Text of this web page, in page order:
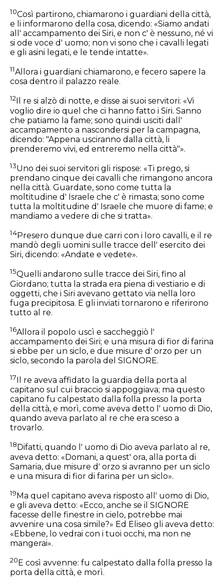
10Così partirono, chiamarono i guardiani della città,
e li informarono della cosa, dicendo: «Siamo andati
all' accampamento dei Siri, e non c' è nessuno, né vi
si ode voce d' uomo; non vi sono che i cavalli legati
e gli asini legati, e le tende intatte».
11Allora i guardiani chiamarono, e fecero sapere la
cosa dentro il palazzo reale.
12 Il re si alzò di notte, e disse ai suoi servitori: «Vi
voglio dire io quel che ci hanno fatto i Siri. Sanno
che patiamo la fame; sono quindi usciti dall'
accampamento a nascondersi per la campagna,
dicendo: "Appena usciranno dalla città, li
prenderemo vivi, ed entreremo nella città"».
13Uno dei suoi servitori gli rispose: «Ti prego, si
prendano cinque dei cavalli che rimangono ancora
nella città. Guardate, sono come tutta la
moltitudine d' Israele che c' è rimasta; sono come
tutta la moltitudine d' Israele che muore di fame; e
mandiamo a vedere di che si tratta».
14Presero dunque due carri con i loro cavalli, e il re
mandò degli uomini sulle tracce dell' esercito dei
Siri, dicendo: «Andate e vedete».
15Quelli andarono sulle tracce dei Siri, fino al
Giordano; tutta la strada era piena di vestiario e di
oggetti, che i Siri avevano gettato via nella loro
fuga precipitosa. E gli inviati tornarono e riferirono
tutto al re.
16Allora il popolo uscì e saccheggiò l'
accampamento dei Siri; e una misura di fior di farina
si ebbe per un siclo, e due misure d' orzo per un
siclo, secondo la parola del SIGNORE.
17
Il re aveva affidato la guardia della porta al
capitano sul cui braccio si appoggiava; ma questo
capitano fu calpestato dalla folla presso la porta
della città, e morì, come aveva detto l' uomo di Dio,
quando aveva parlato al re che era sceso a
trovarlo.
18 Difatti, quando l' uomo di Dio aveva parlato al re,
aveva detto: «Domani, a quest' ora, alla porta di
Samaria, due misure d' orzo si avranno per un siclo
e una misura di fior di farina per un siclo».
19Ma quel capitano aveva risposto all' uomo di Dio,
e gli aveva detto: «Ecco, anche se il SIGNORE
facesse delle finestre in cielo, potrebbe mai
avvenire una cosa simile?» Ed Eliseo gli aveva detto:
«Ebbene, lo vedrai con i tuoi occhi, ma non ne
mangerai».
20 E così avvenne: fu calpestato dalla folla presso la
porta della città, e morì.